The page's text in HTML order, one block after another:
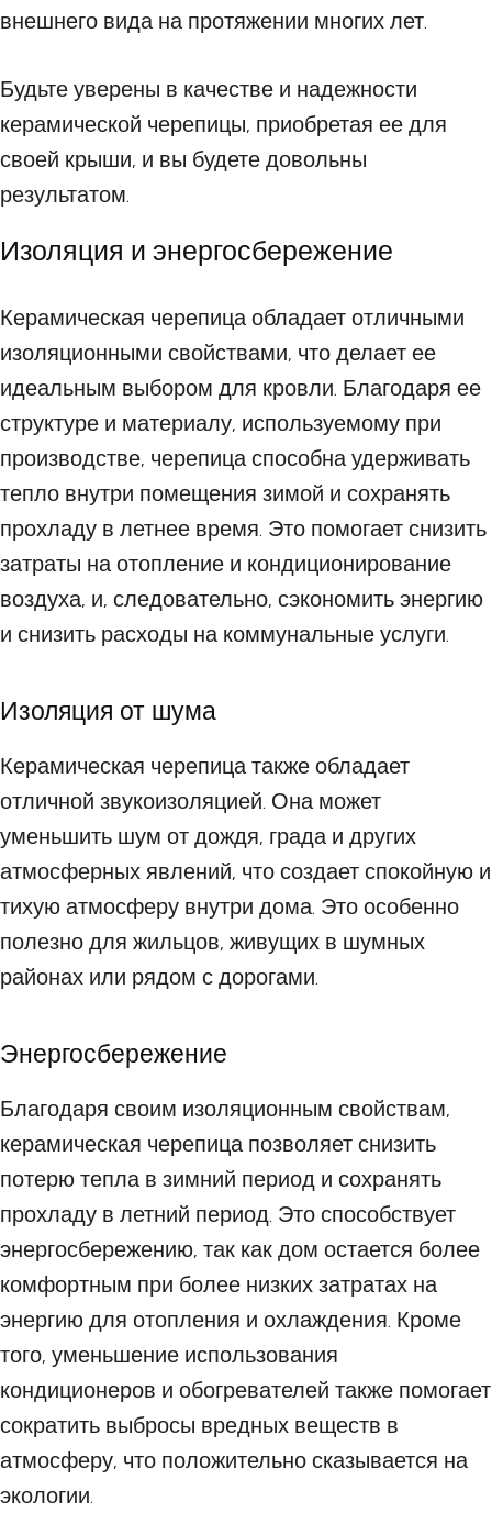
внешнего вида на протяжении многих лет.
Будьте уверены в качестве и надежности
керамической черепицы, приобретая ее для
своей крыши, и вы будете довольны
результатом.
Изоляция и энергосбережение
Керамическая черепица обладает отличными
изоляционными свойствами, что делает ее
идеальным выбором для кровли. Благодаря ее
структуре и материалу, используемому при
производстве, черепица способна удерживать
тепло внутри помещения зимой и сохранять
прохладу в летнее время. Это помогает снизить
затраты на отопление и кондиционирование
воздуха, и, следовательно, сэкономить энергию
и снизить расходы на коммунальные услуги.
Изоляция от шума
Керамическая черепица также обладает
отличной звукоизоляцией. Она может
уменьшить шум от дождя, града и других
атмосферных явлений, что создает спокойную и
тихую атмосферу внутри дома. Это особенно
полезно для жильцов, живущих в шумных
районах или рядом с дорогами.
Энергосбережение
Благодаря своим изоляционным свойствам,
керамическая черепица позволяет снизить
потерю тепла в зимний период и сохранять
прохладу в летний период. Это способствует
энергосбережению, так как дом остается более
комфортным при более низких затратах на
энергию для отопления и охлаждения. Кроме
того, уменьшение использования
кондиционеров и обогревателей также помогает
сократить выбросы вредных веществ в
атмосферу, что положительно сказывается на
экологии.